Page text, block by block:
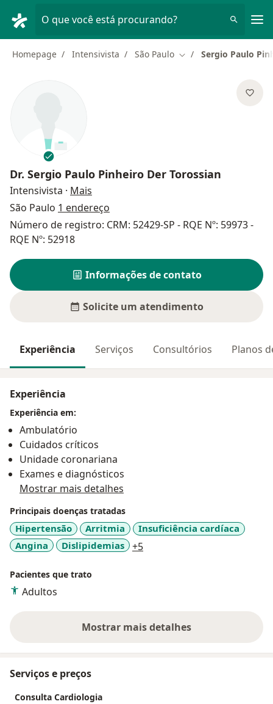
O que você está procurando?
Homepage Intensivista São Paulo Mudar de cidade
Sergio Paulo
Dr. Sergio Paulo Pinheiro Der Torossian
Intensivista · Mais
São Paulo 1 endereço
Número de registro: CRM: 52429-SP - RQE Nº: 59973 -
RQE Nº: 52918
Informações de contato
Solicite um atendimento
Experiência Serviços Consultórios Planos
Experiência
Experiência em:
Ambulatório
Cuidados críticos
Unidade coronariana
Exames e diagnósticos
Mostrar mais detalhes
Principais doenças tratadas
Hipertensão Arritmia
Insuficiência cardíaca
Angina
Dislipidemias +5a11y_sr_more_diseases
Pacientes que trato
Adultos
Mostrar mais detalhes
sobre a experiência
Serviços e preços
Consulta Cardiologia